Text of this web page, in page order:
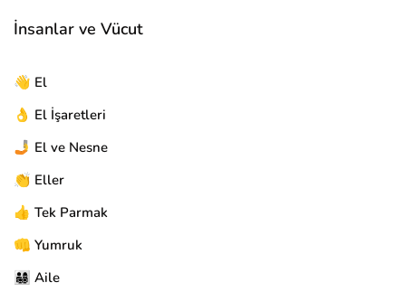
İnsanlar ve Vücut
👋 El
👌 El İşaretleri
🤳 El ve Nesne
👏 Eller
👍 Tek Parmak
👊 Yumruk
👨‍👩‍👧‍👦 Aile